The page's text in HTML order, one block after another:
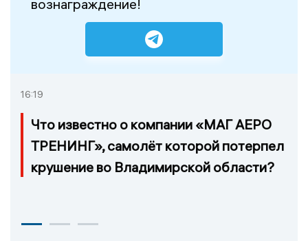
вознаграждение!
16:19
Что известно о компании «МАГ АЕРО
ТРЕНИНГ», самолёт которой потерпел
крушение во Владимирской области?